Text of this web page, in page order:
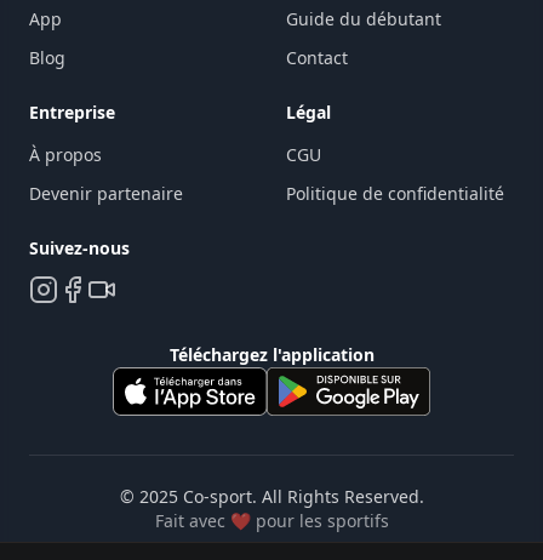
App
Blog
Guide du débutant
Contact
Entreprise
À propos
Devenir partenaire
Légal
CGU
Politique de confidentialité
Suivez-nous
Téléchargez l'application
© 2025 Co-sport. All Rights Reserved.
Fait avec ❤️ pour les sportifs